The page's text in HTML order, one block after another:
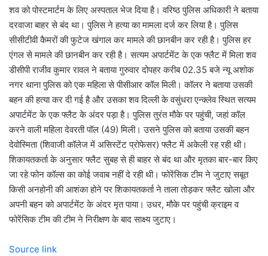
शव को पोस्टमार्टम के लिए अस्पताल भेज दिया है। वरिष्ठ पुलिस अधिकारी ने बताया
दरवाजा बाहर से बंद था। पुलिस ने हत्या का मामला दर्ज कर लिया है। पुलिस
सीसीटीवी कैमरों की फुटेज खंगाल कर मामले की छानबीन कर रही है। पुलिस हर
एंगल से मामले की छानबीन कर रही है। सत्यम अपार्टमेंट के एक फ्लैट में मिला शव
डीसीपी राजीव कुमार रावल ने बताया गुरुवार दोपहर करीब 02.35 बजे न्यू अशोक
नगर थाना पुलिस को एक महिला से पीसीआर कॉल मिली। कॉलर ने बताया उसकी
बहन की हत्या कर दी गई है और उसका शव दिल्ली के वसुंधरा एन्क्लेव स्थित सत्यम
अपार्टमेंट के एक फ्लैट के अंदर पड़ा है। पुलिस तुरंत मौके पर पहुंची, जहां कॉल
करने वाली महिला देवरती पॉल (49) मिली। उसने पुलिस को बताया उसकी बहन
देवोस्मिता (शिवाजी कॉलेज में असिस्टेंट प्रोफेसर) फ्लैट में अकेली रह रही थी।
शिकायतकर्ता के अनुसार फ्लैट सुबह से ही बाहर से बंद था और मृतका बार-बार किए
जा रहे फोन कॉल्स का कोई जवाब नहीं दे रही थी। फोरेंसिक टीम ने जुटाए सबूत
किसी अनहोनी की आशंका होने पर शिकायतकर्ता ने ताला तोड़कर फ्लैट खोला और
अपनी बहन को अपार्टमेंट के अंदर मृत पाया। उधर, मौके पर पहुंची क्राइम व
फोरेंसिक टीम की टीम ने निरीक्षण के बाद साक्ष्य जुटाए।
Source link